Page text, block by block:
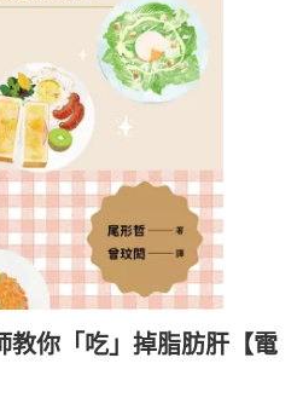
化妝保養 情趣用品
教你「吃」掉脂肪肝【電